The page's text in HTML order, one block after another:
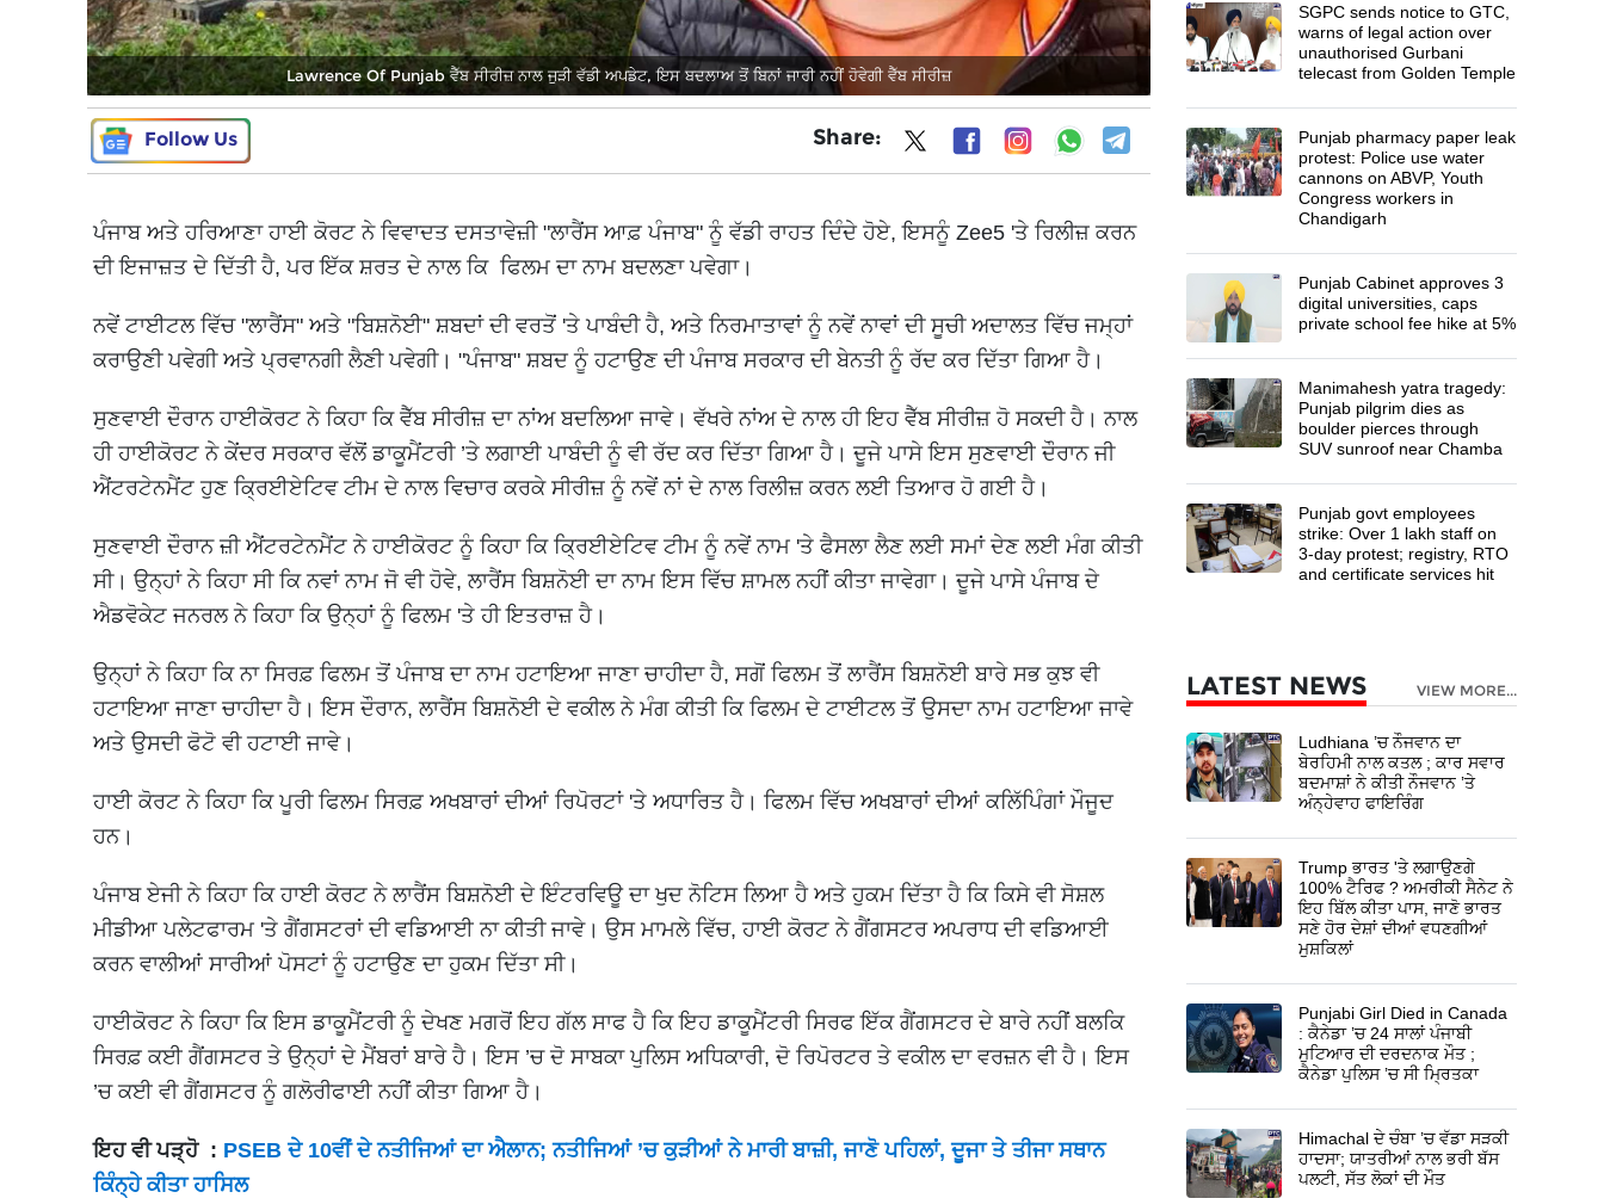
Lawrence Of Punjab ਵੈੱਬ ਸੀਰੀਜ਼ ਨਾਲ ਜੁੜੀ ਵੱਡੀ ਅਪਡੇਟ, ਇਸ ਬਦਲਾਅ ਤੋਂ ਬਿਨਾਂ ਜਾਰੀ ਨਹੀਂ ਹੋਵੇਗੀ ਵੈੱਬ ਸੀਰੀਜ਼
Follow Us Share:
ਪੰਜਾਬ ਅਤੇ ਹਰਿਆਣਾ ਹਾਈ ਕੋਰਟ ਨੇ ਵਿਵਾਦਤ ਦਸਤਾਵੇਜ਼ੀ "ਲਾਰੈਂਸ ਆਫ਼ ਪੰਜਾਬ" ਨੂੰ ਵੱਡੀ ਰਾਹਤ ਦਿੰਦੇ ਹੋਏ, ਇਸਨੂੰ Zee5 'ਤੇ ਰਿਲੀਜ਼ ਕਰਨ
ਦੀ ਇਜਾਜ਼ਤ ਦੇ ਦਿੱਤੀ ਹੈ, ਪਰ ਇੱਕ ਸ਼ਰਤ ਦੇ ਨਾਲ ਕਿ ਫਿਲਮ ਦਾ ਨਾਮ ਬਦਲਣਾ ਪਵੇਗਾ।
ਨਵੇਂ ਟਾਈਟਲ ਵਿੱਚ "ਲਾਰੈਂਸ" ਅਤੇ "ਬਿਸ਼ਨੋਈ" ਸ਼ਬਦਾਂ ਦੀ ਵਰਤੋਂ 'ਤੇ ਪਾਬੰਦੀ ਹੈ, ਅਤੇ ਨਿਰਮਾਤਾਵਾਂ ਨੂੰ ਨਵੇਂ ਨਾਵਾਂ ਦੀ ਸੂਚੀ ਅਦਾਲਤ ਵਿੱਚ ਜਮ੍ਹਾਂ
ਕਰਾਉਣੀ ਪਵੇਗੀ ਅਤੇ ਪ੍ਰਵਾਨਗੀ ਲੈਣੀ ਪਵੇਗੀ। "ਪੰਜਾਬ" ਸ਼ਬਦ ਨੂੰ ਹਟਾਉਣ ਦੀ ਪੰਜਾਬ ਸਰਕਾਰ ਦੀ ਬੇਨਤੀ ਨੂੰ ਰੱਦ ਕਰ ਦਿੱਤਾ ਗਿਆ ਹੈ।
ਸੁਣਵਾਈ ਦੌਰਾਨ ਹਾਈਕੋਰਟ ਨੇ ਕਿਹਾ ਕਿ ਵੈੱਬ ਸੀਰੀਜ਼ ਦਾ ਨਾਂਅ ਬਦਲਿਆ ਜਾਵੇ। ਵੱਖਰੇ ਨਾਂਅ ਦੇ ਨਾਲ ਹੀ ਇਹ ਵੈੱਬ ਸੀਰੀਜ਼ ਹੋ ਸਕਦੀ ਹੈ। ਨਾਲ
ਹੀ ਹਾਈਕੋਰਟ ਨੇ ਕੇਂਦਰ ਸਰਕਾਰ ਵੱਲੋਂ ਡਾਕੂਮੈਂਟਰੀ ’ਤੇ ਲਗਾਈ ਪਾਬੰਦੀ ਨੂੰ ਵੀ ਰੱਦ ਕਰ ਦਿੱਤਾ ਗਿਆ ਹੈ। ਦੂਜੇ ਪਾਸੇ ਇਸ ਸੁਣਵਾਈ ਦੌਰਾਨ ਜੀ
ਐਂਟਰਟੇਨਮੈਂਟ ਹੁਣ ਕ੍ਰਿਈਏਟਿਵ ਟੀਮ ਦੇ ਨਾਲ ਵਿਚਾਰ ਕਰਕੇ ਸੀਰੀਜ਼ ਨੂੰ ਨਵੇਂ ਨਾਂ ਦੇ ਨਾਲ ਰਿਲੀਜ਼ ਕਰਨ ਲਈ ਤਿਆਰ ਹੋ ਗਈ ਹੈ।
ਸੁਣਵਾਈ ਦੌਰਾਨ ਜ਼ੀ ਐਂਟਰਟੇਨਮੈਂਟ ਨੇ ਹਾਈਕੋਰਟ ਨੂੰ ਕਿਹਾ ਕਿ ਕ੍ਰਿਈਏਟਿਵ ਟੀਮ ਨੂੰ ਨਵੇਂ ਨਾਮ 'ਤੇ ਫੈਸਲਾ ਲੈਣ ਲਈ ਸਮਾਂ ਦੇਣ ਲਈ ਮੰਗ ਕੀਤੀ
ਸੀ। ਉਨ੍ਹਾਂ ਨੇ ਕਿਹਾ ਸੀ ਕਿ ਨਵਾਂ ਨਾਮ ਜੋ ਵੀ ਹੋਵੇ, ਲਾਰੈਂਸ ਬਿਸ਼ਨੋਈ ਦਾ ਨਾਮ ਇਸ ਵਿੱਚ ਸ਼ਾਮਲ ਨਹੀਂ ਕੀਤਾ ਜਾਵੇਗਾ। ਦੂਜੇ ਪਾਸੇ ਪੰਜਾਬ ਦੇ
ਐਡਵੋਕੇਟ ਜਨਰਲ ਨੇ ਕਿਹਾ ਕਿ ਉਨ੍ਹਾਂ ਨੂੰ ਫਿਲਮ 'ਤੇ ਹੀ ਇਤਰਾਜ਼ ਹੈ।
ਉਨ੍ਹਾਂ ਨੇ ਕਿਹਾ ਕਿ ਨਾ ਸਿਰਫ਼ ਫਿਲਮ ਤੋਂ ਪੰਜਾਬ ਦਾ ਨਾਮ ਹਟਾਇਆ ਜਾਣਾ ਚਾਹੀਦਾ ਹੈ, ਸਗੋਂ ਫਿਲਮ ਤੋਂ ਲਾਰੈਂਸ ਬਿਸ਼ਨੋਈ ਬਾਰੇ ਸਭ ਕੁਝ ਵੀ
ਹਟਾਇਆ ਜਾਣਾ ਚਾਹੀਦਾ ਹੈ। ਇਸ ਦੌਰਾਨ, ਲਾਰੈਂਸ ਬਿਸ਼ਨੋਈ ਦੇ ਵਕੀਲ ਨੇ ਮੰਗ ਕੀਤੀ ਕਿ ਫਿਲਮ ਦੇ ਟਾਈਟਲ ਤੋਂ ਉਸਦਾ ਨਾਮ ਹਟਾਇਆ ਜਾਵੇ
ਅਤੇ ਉਸਦੀ ਫੋਟੋ ਵੀ ਹਟਾਈ ਜਾਵੇ।
ਹਾਈ ਕੋਰਟ ਨੇ ਕਿਹਾ ਕਿ ਪੂਰੀ ਫਿਲਮ ਸਿਰਫ਼ ਅਖਬਾਰਾਂ ਦੀਆਂ ਰਿਪੋਰਟਾਂ 'ਤੇ ਅਧਾਰਿਤ ਹੈ। ਫਿਲਮ ਵਿੱਚ ਅਖਬਾਰਾਂ ਦੀਆਂ ਕਲਿੱਪਿੰਗਾਂ ਮੌਜੂਦ
ਹਨ।
ਪੰਜਾਬ ਏਜੀ ਨੇ ਕਿਹਾ ਕਿ ਹਾਈ ਕੋਰਟ ਨੇ ਲਾਰੈਂਸ ਬਿਸ਼ਨੋਈ ਦੇ ਇੰਟਰਵਿਊ ਦਾ ਖੁਦ ਨੋਟਿਸ ਲਿਆ ਹੈ ਅਤੇ ਹੁਕਮ ਦਿੱਤਾ ਹੈ ਕਿ ਕਿਸੇ ਵੀ ਸੋਸ਼ਲ
ਮੀਡੀਆ ਪਲੇਟਫਾਰਮ 'ਤੇ ਗੈਂਗਸਟਰਾਂ ਦੀ ਵਡਿਆਈ ਨਾ ਕੀਤੀ ਜਾਵੇ। ਉਸ ਮਾਮਲੇ ਵਿੱਚ, ਹਾਈ ਕੋਰਟ ਨੇ ਗੈਂਗਸਟਰ ਅਪਰਾਧ ਦੀ ਵਡਿਆਈ
ਕਰਨ ਵਾਲੀਆਂ ਸਾਰੀਆਂ ਪੋਸਟਾਂ ਨੂੰ ਹਟਾਉਣ ਦਾ ਹੁਕਮ ਦਿੱਤਾ ਸੀ।
ਹਾਈਕੋਰਟ ਨੇ ਕਿਹਾ ਕਿ ਇਸ ਡਾਕੂਮੈਂਟਰੀ ਨੂੰ ਦੇਖਣ ਮਗਰੋਂ ਇਹ ਗੱਲ ਸਾਫ ਹੈ ਕਿ ਇਹ ਡਾਕੂਮੈਂਟਰੀ ਸਿਰਫ ਇੱਕ ਗੈਂਗਸਟਰ ਦੇ ਬਾਰੇ ਨਹੀਂ ਬਲਕਿ
ਸਿਰਫ਼ ਕਈ ਗੈਂਗਸਟਰ ਤੇ ਉਨ੍ਹਾਂ ਦੇ ਮੈਂਬਰਾਂ ਬਾਰੇ ਹੈ। ਇਸ ’ਚ ਦੋ ਸਾਬਕਾ ਪੁਲਿਸ ਅਧਿਕਾਰੀ, ਦੋ ਰਿਪੋਰਟਰ ਤੇ ਵਕੀਲ ਦਾ ਵਰਜ਼ਨ ਵੀ ਹੈ। ਇਸ
’ਚ ਕਈ ਵੀ ਗੈਂਗਸਟਰ ਨੂੰ ਗਲੋਰੀਫਾਈ ਨਹੀਂ ਕੀਤਾ ਗਿਆ ਹੈ।
ਇਹ ਵੀ ਪੜ੍ਹੋ : PSEB ਦੇ 10ਵੀਂ ਦੇ ਨਤੀਜਿਆਂ ਦਾ ਐਲਾਨ; ਨਤੀਜਿਆਂ ’ਚ ਕੁੜੀਆਂ ਨੇ ਮਾਰੀ ਬਾਜ਼ੀ, ਜਾਣੋ ਪਹਿਲਾਂ, ਦੂਜਾ ਤੇ ਤੀਜਾ ਸਥਾਨ
ਕਿੰਨ੍ਹੇ ਕੀਤਾ ਹਾਸਿਲ
SGPC sends notice to GTC,
warns of legal action over
unauthorised Gurbani
telecast from Golden Temple
Punjab pharmacy paper leak
protest: Police use water
cannons on ABVP, Youth
Congress workers in
Chandigarh
Punjab Cabinet approves 3
digital universities, caps
private school fee hike at 5%
Manimahesh yatra tragedy:
Punjab pilgrim dies as
boulder pierces through
SUV sunroof near Chamba
Punjab govt employees
strike: Over 1 lakh staff on
3-day protest; registry, RTO
and certificate services hit
LATEST NEWS VIEW MORE...
Ludhiana ’ਚ ਨੌਜਵਾਨ ਦਾ
ਬੇਰਹਿਮੀ ਨਾਲ ਕਤਲ ; ਕਾਰ ਸਵਾਰ
ਬਦਮਾਸ਼ਾਂ ਨੇ ਕੀਤੀ ਨੌਜਵਾਨ ’ਤੇ
ਅੰਨ੍ਹੇਵਾਹ ਫਾਇਰਿੰਗ
Trump ਭਾਰਤ 'ਤੇ ਲਗਾਉਣਗੇ
100% ਟੈਰਿਫ ? ਅਮਰੀਕੀ ਸੈਨੇਟ ਨੇ
ਇਹ ਬਿੱਲ ਕੀਤਾ ਪਾਸ, ਜਾਣੋ ਭਾਰਤ
ਸਣੇ ਹੋਰ ਦੇਸ਼ਾਂ ਦੀਆਂ ਵਧਣਗੀਆਂ
ਮੁਸ਼ਕਿਲਾਂ
Punjabi Girl Died in Canada
: ਕੈਨੇਡਾ ’ਚ 24 ਸਾਲਾਂ ਪੰਜਾਬੀ
ਮੁਟਿਆਰ ਦੀ ਦਰਦਨਾਕ ਮੌਤ ;
ਕੈਨੇਡਾ ਪੁਲਿਸ ’ਚ ਸੀ ਮ੍ਰਿਤਕਾ
Himachal ਦੇ ਚੰਬਾ ’ਚ ਵੱਡਾ ਸੜਕੀ
ਹਾਦਸਾ; ਯਾਤਰੀਆਂ ਨਾਲ ਭਰੀ ਬੱਸ
ਪਲਟੀ, ਸੱਤ ਲੋਕਾਂ ਦੀ ਮੌਤ